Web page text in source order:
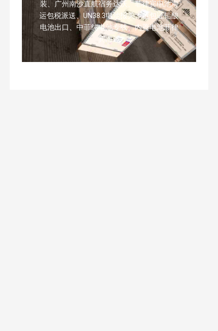
装、广州南沙直航宿务达沃、菲律宾电池海
运包税派送、UN38.3电池报关、危包证铅酸
电池出口、中菲纯电池专线、内置电池菲律
宾海运